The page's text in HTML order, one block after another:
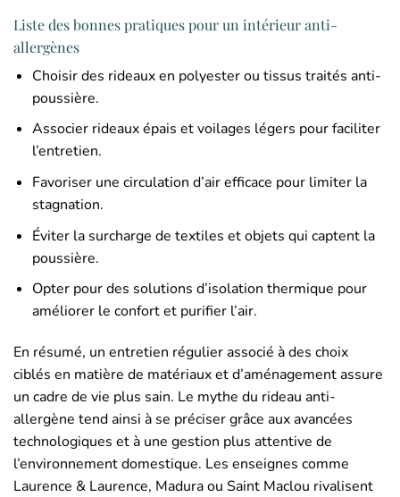
Liste des bonnes pratiques pour un intérieur anti-
allergènes
Choisir des rideaux en polyester ou tissus traités anti-
poussière.
Associer rideaux épais et voilages légers pour faciliter
l’entretien.
Favoriser une circulation d’air efficace pour limiter la
stagnation.
Éviter la surcharge de textiles et objets qui captent la
poussière.
Opter pour des solutions d’isolation thermique pour
améliorer le confort et purifier l’air.
En résumé, un entretien régulier associé à des choix
ciblés en matière de matériaux et d’aménagement assure
un cadre de vie plus sain. Le mythe du rideau anti-
allergène tend ainsi à se préciser grâce aux avancées
technologiques et à une gestion plus attentive de
l’environnement domestique. Les enseignes comme
Laurence & Laurence, Madura ou Saint Maclou rivalisent